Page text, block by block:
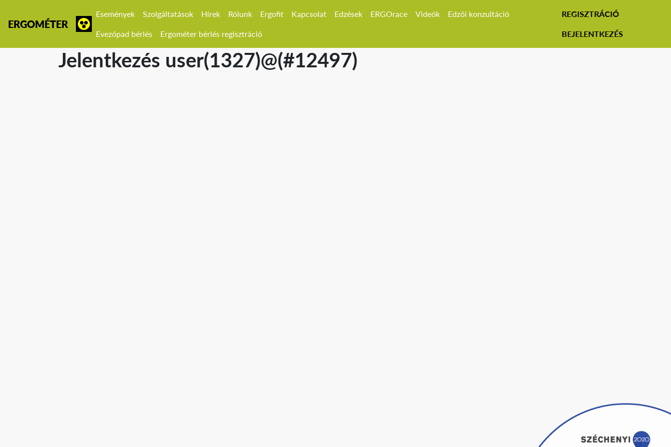
ERGOMÉTER
Események Szolgáltatások Hírek Rólunk Ergofit Kapcsolat Edzések ERGOrace Videók Edzői konzultáció
Evezőpad bérlés Ergométer bérlés regisztráció
REGISZTRÁCIÓ
BEJELENTKEZÉS
Jelentkezés user(1327)@(#12497)